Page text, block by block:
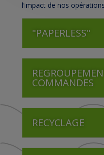
l’impact de nos
"PAPERLESS"
COMMANDES
RECYCLAGE